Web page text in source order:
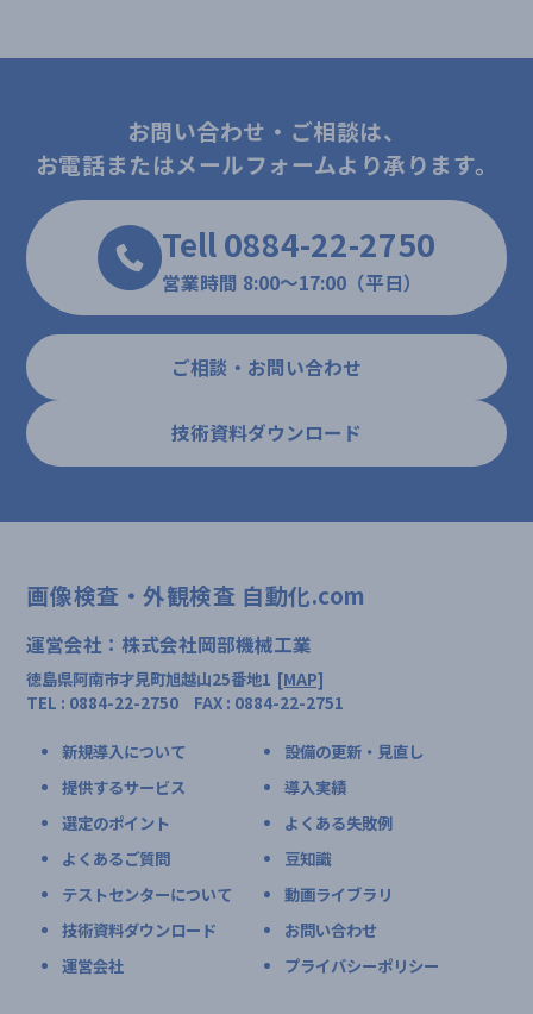
お問い合わせ・ご相談は、
お電話またはメールフォームより承ります。
Tell 0884-22-2750
営業時間 8:00～17:00（平日）
ご相談・お問い合わせ
技術資料ダウンロード
画像検査・外観検査 自動化.com
運営会社：株式会社岡部機械工業
徳島県阿南市才見町旭越山25番地1 [MAP]
TEL : 0884-22-2750 FAX : 0884-22-2751
新規導入について
設備の更新・見直し
提供するサービス
導入実績
選定のポイント
よくある失敗例
よくあるご質問
豆知識
テストセンターについて
動画ライブラリ
技術資料ダウンロード
お問い合わせ
運営会社
プライバシーポリシー